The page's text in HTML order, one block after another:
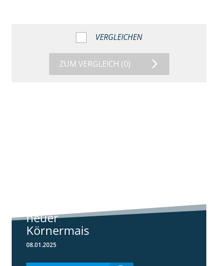
VERGLEICHEN
ZUM VERGLEICH (0)
neuer
Körnermais
08.01.2025